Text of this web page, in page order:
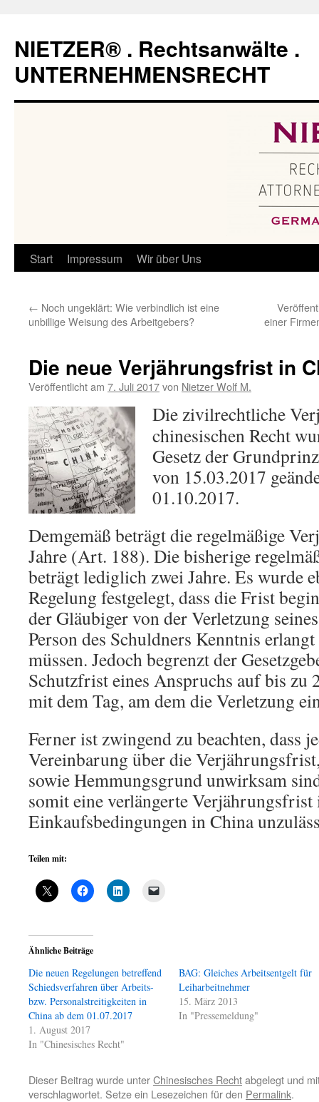
springen
NIETZER® . Rechtsanwälte .
UNTERNEHMENSRECHT
Start Impressum Wir über Uns
← Noch ungeklärt: Wie verbindlich ist eine
unbillige Weisung des Arbeitgebers?
einer
Die neue Verjährungsfrist in
Veröffentlicht am 7. Juli 2017von Nietzer Wolf M.
Die zivilrechtliche
chinesischen Recht
Gesetz der
von 15.03.2017
01.10.2017.
Demgemäß beträgt die regelmäßige
Jahre (Art. 188). Die bisherige
beträgt lediglich zwei Jahre. Es wurde
Regelung festgelegt, dass die Frist
der Gläubiger von der Verletzung
Person des Schuldners Kenntnis
müssen. Jedoch begrenzt der
Schutzfrist eines Anspruchs auf bis zu
mit dem Tag, am dem die Verletzung
Ferner ist zwingend zu beachten, dass
Vereinbarung über die
sowie Hemmungsgrund unwirksam
somit eine verlängerte Verjährungsfrist
Einkaufsbedingungen in China
Teilen mit:
Ähnliche Beiträge
Die neuen Regelungen betreffend
Schiedsverfahren über Arbeits-
bzw. Personalstreitigkeiten in
China ab dem 01.07.2017
1. August 2017
In "Chinesisches Recht"
BAG: Gleiches Arbeitsentgelt für
Leiharbeitnehmer
15. März 2013
In "Pressemeldung"
Dieser Beitrag wurde unterChinesisches Rechtabgelegt und
verschlagwortet. Setze ein Lesezeichen für den Permalink.